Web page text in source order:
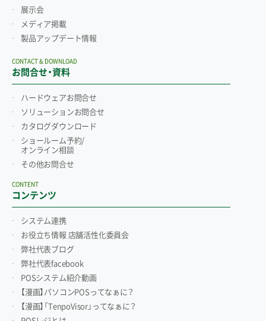
展示会
メディア掲載
製品アップデート情報
お問合せ・資料
CONTACT & DOWNLOAD
ハードウェアお問合せ
ソリューションお問合せ
カタログダウンロード
ショールーム予約/
オンライン相談
その他お問合せ
コンテンツ
CONTENT
システム連携
お役立ち情報 店舗活性化委員会
弊社代表ブログ
弊社代表facebook
POSシステム紹介動画
【漫画】パソコンPOSってなぁに？
【漫画】「TenpoVisor」ってなぁに？